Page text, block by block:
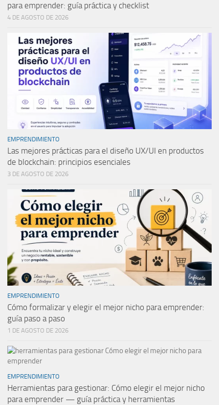
para emprender: guía práctica y checklist
4 DE AGOSTO DE 2026
EMPRENDIMIENTO
Las mejores prácticas para el diseño UX/UI en productos
de blockchain: principios esenciales
3 DE AGOSTO DE 2026
EMPRENDIMIENTO
Cómo formalizar y elegir el mejor nicho para emprender:
guía paso a paso
1 DE AGOSTO DE 2026
EMPRENDIMIENTO
Herramientas para gestionar: Cómo elegir el mejor nicho
para emprender — guía práctica y herramientas